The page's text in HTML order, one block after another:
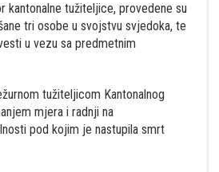
kantonalne tužiteljice, provedene su
tri osobe u svojstvu svjedoka, te
u vezu sa predmetnim
tužiteljicom Kantonalnog
mjera i radnji na
pod kojim je nastupila smrt